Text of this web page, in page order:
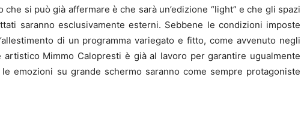
si può già affermare è che sarà un’edizione “light” e che gli spazi
saranno esclusivamente esterni. Sebbene le condizioni imposte
di un programma variegato e fitto, come avvenuto negli
Mimmo Calopresti è già al lavoro per garantire ugualmente
le emozioni su grande schermo saranno come sempre protagoniste